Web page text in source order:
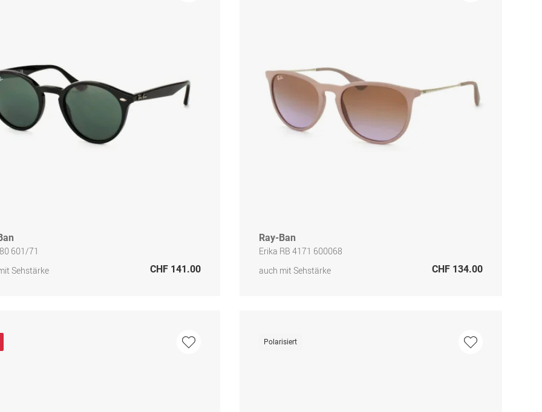
601/71
Sehstärke
CHF 141.00
Ray-Ban
Erika RB 4171 600068
auch mit Sehstärke
CHF 134.00
Polarisiert